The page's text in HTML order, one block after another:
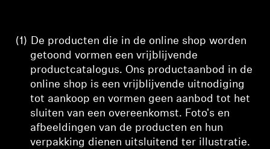
(1) De producten die in de online shop worden
getoondvormen een vrijblijvende
productcatalogus. Ons productaanbod in de
online shop is een vrijblijvende uitnodiging
tot aankoop en vormen geen aanbod tot het
sluiten van een overeenkomst. Foto's en
afbeeldingen van de producten en hun
verpakking dienen uitsluitend ter illustratie.